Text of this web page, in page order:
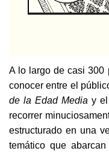
A lo largo de casi 300
conocer entre el
de la Edad Media y el
recorrer
estructurado en una
temático que